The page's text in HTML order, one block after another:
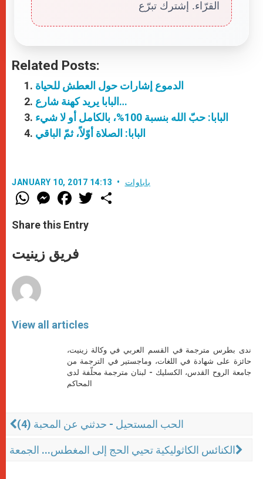
القرّاء. إشترك تبرّع
Related Posts:
الدموع إشارات حول العطش للحياة
البابا يريد كهنة شارع…
البابا: حبّ الله بنسبة 100%، بالكامل أو لا شيء
البابا: الصلاة أوّلاً، ثمّ الباقي
JANUARY 10, 2017 14:13 باباوات
W
h
t
s
p
p
M
e
s
e
g
e
F
a
e
b
o
k
w
Share this Entry
فريق زينيت
View all articles
ندى بطرس مترجمة في القسم العربي في وكالة زينيت،
حائزة على شهادة في اللغات، وماجستير في الترجمة من
جامعة الروح القدس، الكسليك - لبنان مترجمة محلّفة لدى
المحاكم
الحب المستحيل - حدثني عن المحبة (4)
الكنائس الكاثوليكية تحيي الحج إلى المغطس... الجمعة